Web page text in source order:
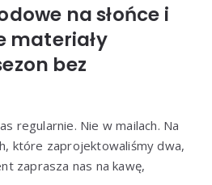
na słońce i
materiały
bez
regularnie. Nie w mailach. Na
które zaprojektowaliśmy dwa,
zaprasza nas na kawę,